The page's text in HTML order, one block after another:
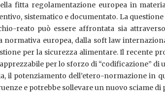
fitta regolamentazione europea in
sistematico e documentato. La
reato può essere affrontata sia
europea, dalla soft law
per la sicurezza alimentare. Il recente
per lo sforzo di “codificazione”
il potenziamento dell’etero-normazione in
e potrebbe sollevare un nuovo sciame